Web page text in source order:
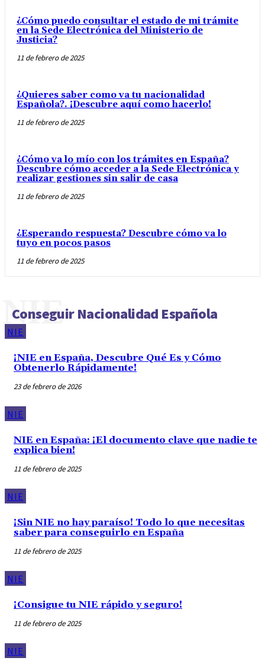
¿Cómo puedo consultar el estado de mi trámite
en la Sede Electrónica del Ministerio de
Justicia?
11 de febrero de 2025
¿Quieres saber como va tu nacionalidad
Española?. ¡Descubre aquí como hacerlo!
11 de febrero de 2025
¿Cómo va lo mío con los trámites en España?
Descubre cómo acceder a la Sede Electrónica y
realizar gestiones sin salir de casa
11 de febrero de 2025
¿Esperando respuesta? Descubre cómo va lo
tuyo en pocos pasos
11 de febrero de 2025
Conseguir Nacionalidad Española
NIE
NIE
¡NIE en España, Descubre Qué Es y Cómo
Obtenerlo Rápidamente!
23 de febrero de 2026
NIE
NIE en España: ¡El documento clave que nadie te
explica bien!
11 de febrero de 2025
NIE
¡Sin NIE no hay paraíso! Todo lo que necesitas
saber para conseguirlo en España
11 de febrero de 2025
NIE
¡Consigue tu NIE rápido y seguro!
11 de febrero de 2025
NIE